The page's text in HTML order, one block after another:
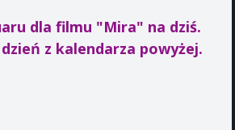
dla filmu "Mira" na dziś.
z kalendarza powyżej.